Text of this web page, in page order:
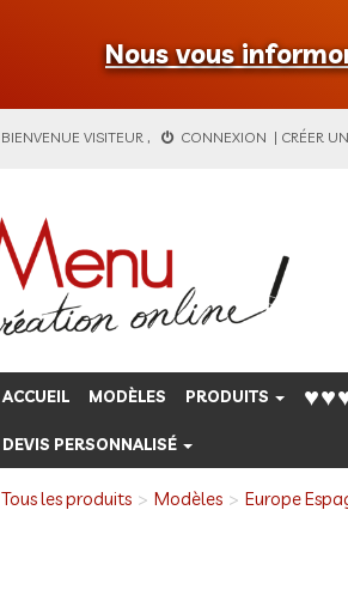
Nous vous
BIENVENUE VISITEUR , CONNEXION | CRÉER
ACCUEIL MODÈLES PRODUITS
DEVIS PERSONNALISÉ
Tous les produits Modèles Europe